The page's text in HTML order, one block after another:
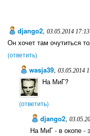
django2, 03.05.2014 17:13
Он хочет там очутиться
(ответить)
wasja39, 03.05.2014
На МиГ?
(ответить)
django2,
На МиГ - в окопе -